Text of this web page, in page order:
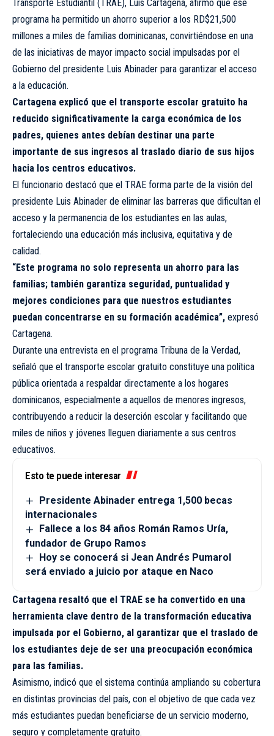
Transporte Estudiantil (TRAE), Luis Cartagena, afirmó que ese
programa ha permitido un ahorro superior a los RD$21,500
millones a miles de familias dominicanas, convirtiéndose en una
de las iniciativas de mayor impacto social impulsadas por el
Gobierno del presidente Luis Abinader para garantizar el acceso
a la educación.
Cartagena explicó que el transporte escolar gratuito ha
reducido significativamente la carga económica de los
padres, quienes antes debían destinar una parte
importante de sus ingresos al traslado diario de sus hijos
hacia los centros educativos.
El funcionario destacó que el TRAE forma parte de la visión del
presidente Luis Abinader de eliminar las barreras que dificultan el
acceso y la permanencia de los estudiantes en las aulas,
fortaleciendo una educación más inclusiva, equitativa y de
calidad.
“Este programa no solo representa un ahorro para las
familias; también garantiza seguridad, puntualidad y
mejores condiciones para que nuestros estudiantes
puedan concentrarse en su formación académica”, expresó
Cartagena.
Durante una entrevista en el programa Tribuna de la Verdad,
señaló que el transporte escolar gratuito constituye una política
pública orientada a respaldar directamente a los hogares
dominicanos, especialmente a aquellos de menores ingresos,
contribuyendo a reducir la deserción escolar y facilitando que
miles de niños y jóvenes lleguen diariamente a sus centros
educativos.
Esto te puede interesar
Presidente Abinader entrega 1,500 becas
internacionales
Fallece a los 84 años Román Ramos Uría,
fundador de Grupo Ramos
Hoy se conocerá si Jean Andrés Pumarol
será enviado a juicio por ataque en Naco
Cartagena resaltó que el TRAE se ha convertido en una
herramienta clave dentro de la transformación educativa
impulsada por el Gobierno, al garantizar que el traslado de
los estudiantes deje de ser una preocupación económica
para las familias.
Asimismo, indicó que el sistema continúa ampliando su cobertura
en distintas provincias del país, con el objetivo de que cada vez
más estudiantes puedan beneficiarse de un servicio moderno,
seguro y completamente gratuito.